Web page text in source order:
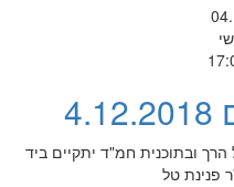
ובתוכנית חמ"ד יתקיים ביד
פנינת טל